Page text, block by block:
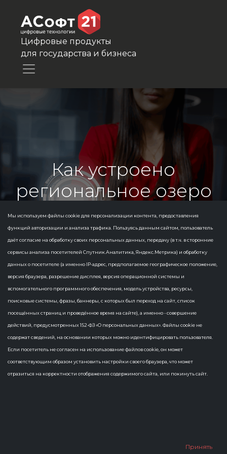
Цифровые продукты
для государства и бизнеса
Как устроено
региональное озеро
данных
сбор и аккумулирование информации,
открытых данных
Мы используем файлы cookie для персонализации контента, предоставления
функций авторизации и анализа трафика. Пользуясь данным сайтом, пользователь
даёт согласие на обработку своих персональных данных, передачу (в т.ч. в сторонние
сервисы анализа посетителей Спутник.Аналитика, Яндекс.Метрика) и обработку
данных о посетителе (а именно IP-адрес, предполагаемое географическое положение,
версия браузера, разрешение дисплея, версия операционной системы и
вспомогательного программного обеспечения, модель устройства, ресурсы,
поисковые системы, фразы, баннеры, с которых был переход на сайт, список
посещённых страниц и проведённое время на сайте), а именно - совершение
действий, предусмотренных 152-ФЗ «О персональных данных». Файлы cookie не
содержат сведений, на основании которых можно идентифицировать пользователя.
Если посетитель не согласен на использование файлов cookie, он может
соответствующим образом установить настройки своего браузера, что может
отразиться на корректности отображения содержимого сайта, или покинуть сайт.
Принять